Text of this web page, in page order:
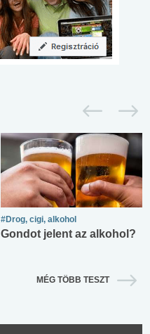
#Drog, cigi, alkohol
Gondot jelent az alkohol?
MÉG TÖBB TESZT